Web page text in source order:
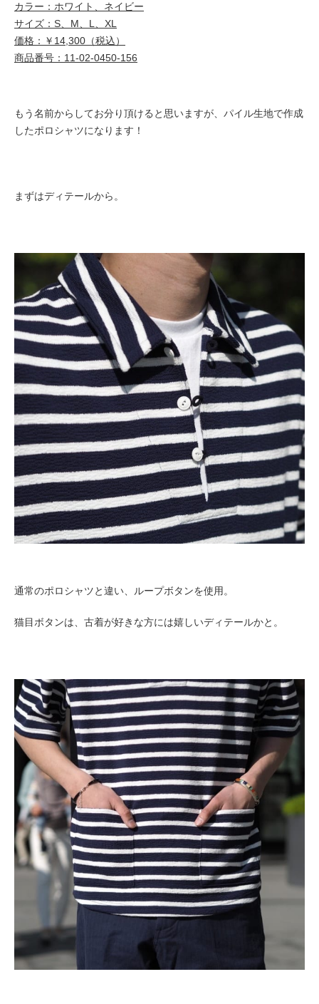
カラー：ホワイト、ネイビー
サイズ：S、M、L、XL
価格：￥14,300（税込）
商品番号：11-02-0450-156
もう名前からしてお分り頂けると思いますが、パイル生地で作成
したポロシャツになります！
まずはディテールから。
通常のポロシャツと違い、ループボタンを使用。
猫目ボタンは、古着が好きな方には嬉しいディテールかと。